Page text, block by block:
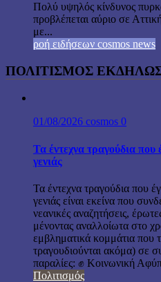
Πολύ υψηλός κίνδυνος
προβλέπεται αύριο σε
με...
ροή ειδήσεων cosmos news
ΠΟΛΙΤΙΣΜΟΣ
01/08/2026 cosmos 0
Τα έντεχνα τραγούδια που
γενιάς
Τα έντεχνα τραγούδια που
γενιάς είναι εκείνα που
νεανικές αναζητήσεις,
μένοντας αναλλοίωτα στο
εμβληματικά κομμάτια που
τραγουδιούνται ακόμα) σε
παραλίες: ✊ Κοινωνική
Πολιτισμός